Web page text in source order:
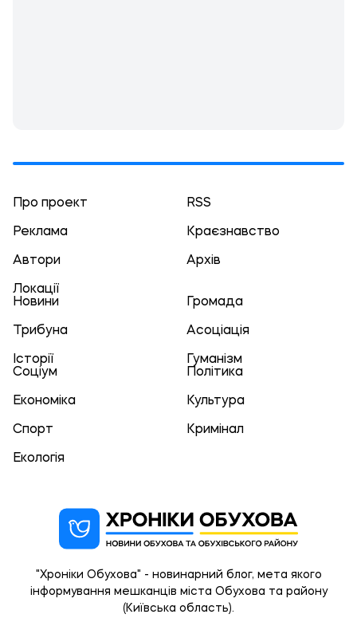
Про проект RSS
Реклама Краєзнавство
Автори Архів
Локації
Новини
Громада
Трибуна Асоціація
Історії
Гуманізм
Соціум
Політика
Економіка Культура
Спорт Кримінал
Екологія
"Хроніки Обухова" - новинарний блог, мета якого
інформування мешканців міста Обухова та району
(Київська область).